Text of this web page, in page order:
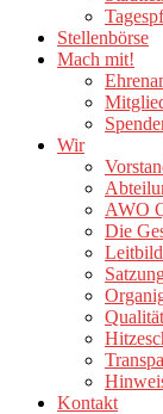
Stellenbörse
Mach mit!
Wir
AWO
Die
Leitbild
Kontakt